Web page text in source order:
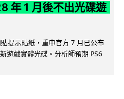
年 1 月後不出光碟遊
提示貼紙，重申官方 7 月已公布
遊戲實體光碟。分析師預期 PS6